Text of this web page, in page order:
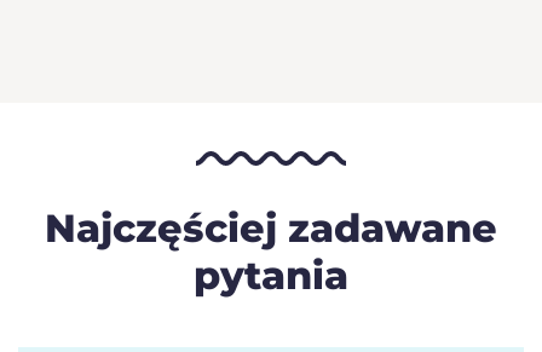
Najczęściej zadawane
pytania